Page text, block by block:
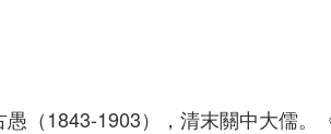
（1843-1903），清末關中大儒。